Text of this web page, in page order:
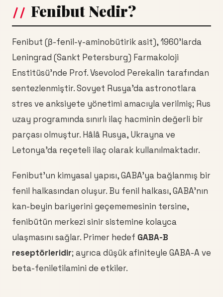
Fenibut Nedir?
Fenibut (β-fenil-γ-aminobütirik asit), 1960'larda
Leningrad (Sankt Petersburg) Farmakoloji
Enstitüsü'nde Prof. Vsevolod Perekalin tarafından
sentezlenmiştir. Sovyet Rusya'da astronotlara
stres ve anksiyete yönetimi amacıyla verilmiş; Rus
uzay programında sınırlı ilaç hacminin değerli bir
parçası olmuştur. Hâlâ Rusya, Ukrayna ve
Letonya'da reçeteli ilaç olarak kullanılmaktadır.
Fenibut'un kimyasal yapısı, GABA'ya bağlanmış bir
fenil halkasından oluşur. Bu fenil halkası, GABA'nın
kan-beyin bariyerini geçememesinin tersine,
fenibütün merkezi sinir sistemine kolayca
ulaşmasını sağlar. Primer hedef GABA-B
reseptörleridir; ayrıca düşük afiniteyle GABA-A ve
beta-feniletilamini de etkiler.